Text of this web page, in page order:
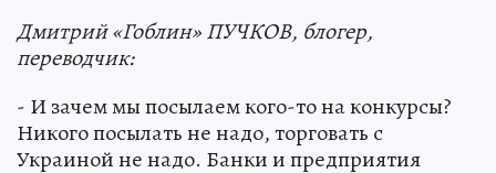
Дмитрий «Гоблин» ПУЧКОВ, блогер,
переводчик:
- И зачем мы посылаем кого-то на конкурсы?
Никого посылать не надо, торговать с
Украиной не надо. Банки и предприятия